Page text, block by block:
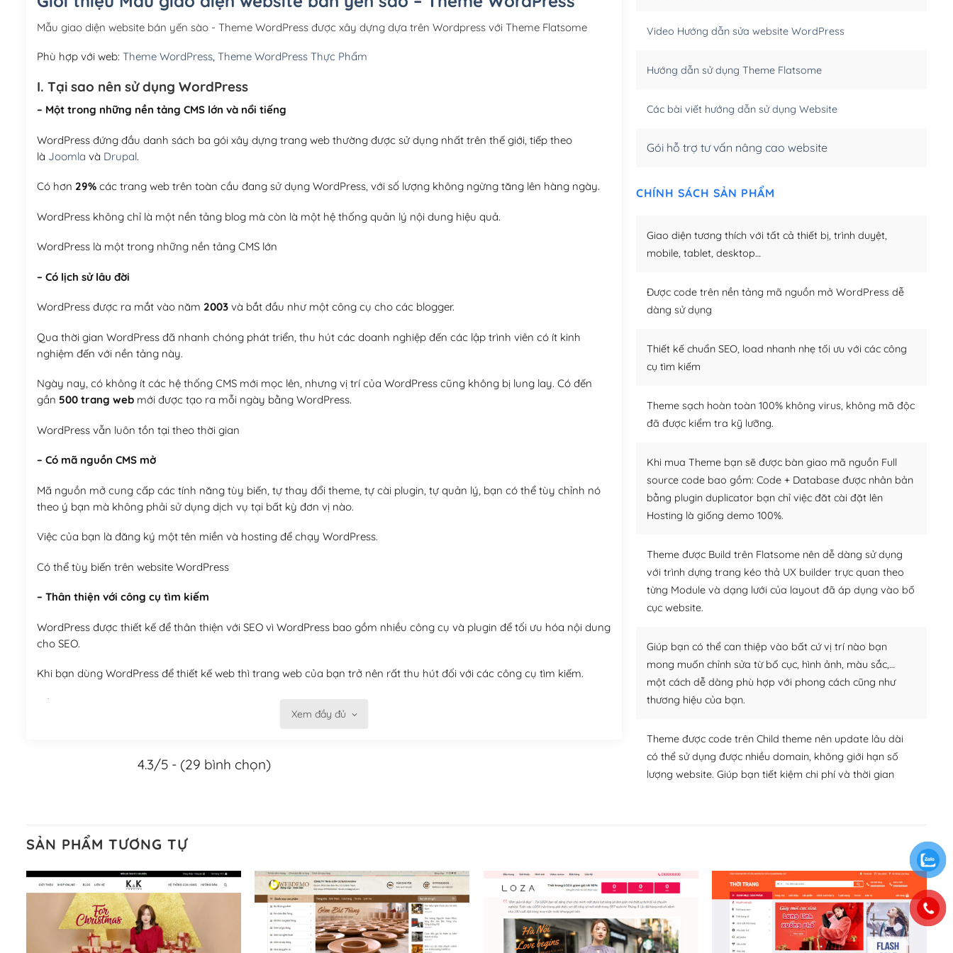
Hosting 3GB SSD (1 năm)
(+950,000₫)
Mẫu giao diện website bán yến sào - Theme WordPress được xây dựng dựa trên Wordpress với Theme Flatsome
Phù hợp với web: Theme WordPress, Theme WordPress Thực Phẩm
I. Tại sao nên sử dụng WordPress
– Một trong những nền tảng CMS lớn và nổi tiếng
WordPress đứng đầu danh sách ba gói xây dựng trang web thường được sử dụng nhất trên thế giới, tiếp theo
là Joomla và Drupal.
Có hơn 29%các trang web trên toàn cầu đang sử dụng WordPress, với số lượng không ngừng tăng lên hàng ngày.
WordPress không chỉ là một nền tảng blog mà còn là một hệ thống quản lý nội dung hiệu quả.
WordPress là một trong những nền tảng CMS lớn
– Có lịch sử lâu đời
WordPress được ra mắt vào năm 2003và bắt đầu như một công cụ cho các blogger.
Qua thời gian WordPress đã nhanh chóng phát triển, thu hút các doanh nghiệp đến các lập trình viên có ít kinh
nghiệm đến với nền tảng này.
Ngày nay, có không ít các hệ thống CMS mới mọc lên, nhưng vị trí của WordPress cũng không bị lung lay. Có đến
gần 500 trang webmới được tạo ra mỗi ngày bằng WordPress.
WordPress vẫn luôn tồn tại theo thời gian
– Có mã nguồn CMS mở
Mã nguồn mở cung cấp các tính năng tùy biến, tự thay đổi theme, tự cài plugin, tự quản lý, bạn có thể tùy chỉnh nó
theo ý bạn mà không phải sử dụng dịch vụ tại bất kỳ đơn vị nào.
Việc của bạn là đăng ký một tên miền và hosting để chạy WordPress.
Có thể tùy biến trên website WordPress
– Thân thiện với công cụ tìm kiếm
WordPress được thiết kế để thân thiện với SEO vì WordPress bao gồm nhiều công cụ và plugin để tối ưu hóa nội dung
cho SEO.
Khi bạn dùng WordPress để thiết kế web thì trang web của bạn trở nên rất thu hút đối với các công cụ tìm kiếm.
Tối ưu hóa công cụ tìm kiếm
Khi bạn sử dụng WordPress, thì vấn đề giao diện của bạn trở nên dễ dàng và nhanh chóng. Với kho Theme
– Sở hữu một cộng đồng lớn, sẵn sàng hỗ trợ
WordPress là nơi lưu trữ cho một diễn đàn cộng đồng khổng lồ được kiểm duyệt bởi các nhân viên và những người
cuồng tín WordPress.
Xem đầy đủ
4.3/5 - (29 bình chọn)
Video Hướng dẫn sửa website WordPress
Hướng dẫn sử dụng Theme Flatsome
Các bài viết hướng dẫn sử dụng Website
Gói hỗ trợ tư vấn nâng cao website
CHÍNH SÁCH SẢN PHẨM
Giao diện tương thích với tất cả thiết bị, trình duyệt,
mobile, tablet, desktop…
Được code trên nền tảng mã nguồn mở WordPress dễ
dàng sử dụng
Thiết kế chuẩn SEO, load nhanh nhẹ tối ưu với các công
cụ tìm kiếm
Theme sạch hoàn toàn 100% không virus, không mã độc
đã được kiểm tra kỹ lưỡng.
Khi mua Theme bạn sẽ được bàn giao mã nguồn Full
source code bao gồm: Code + Database được nhân bản
bằng plugin duplicator bạn chỉ việc đăt cài đặt lên
Hosting là giống demo 100%.
Theme được Build trên Flatsome nên dễ dàng sử dụng
với trình dựng trang kéo thả UX builder trực quan theo
từng Module và dạng lưới của layout đã áp dụng vào bố
cục website.
Giúp bạn có thể can thiệp vào bất cứ vị trí nào bạn
mong muốn chỉnh sửa từ bố cục, hình ảnh, màu sắc,…
một cách dễ dàng phù hợp với phong cách cũng như
thương hiệu của bạn.
Theme được code trên Child theme nên update lâu dài
có thể sử dụng được nhiều domain, không giới hạn số
lượng website. Giúp bạn tiết kiệm chi phí và thời gian
SẢN PHẨM TƯƠNG TỰ